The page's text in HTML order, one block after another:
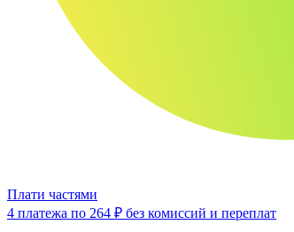
Плати частями
4 платежа по 264 ₽ без комиссий и переплат